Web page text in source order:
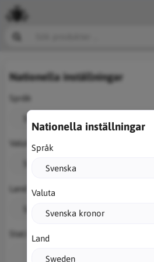
Nationella inställningar
Språk
Valuta
Land
Stat/Län
Nationella inställningar
Språk
Valuta
Land